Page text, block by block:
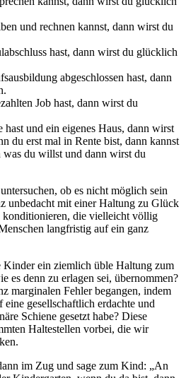
und rechnen kannst, dann wirst du
hast, dann wirst du glücklich
abgeschlossen hast, dann
Job hast, dann wirst du
hast und ein eigenes Haus, dann wirst
du erst mal in Rente bist, dann kannst
was du willst und dann wirst du
ob es nicht möglich sein
unbedacht mit einer Haltung zu Glück
die vielleicht völlig
langfristig auf ein ganz
Kinder ein ziemlich üble Haltung zum
es denn zu erlagen sei, übernommen?
marginalen Fehler begangen, indem
gesellschaftlich erdachte und
Schiene gesetzt habe? Diese
Haltestellen vorbei, die wir
im Zug und sage zum Kind: „An